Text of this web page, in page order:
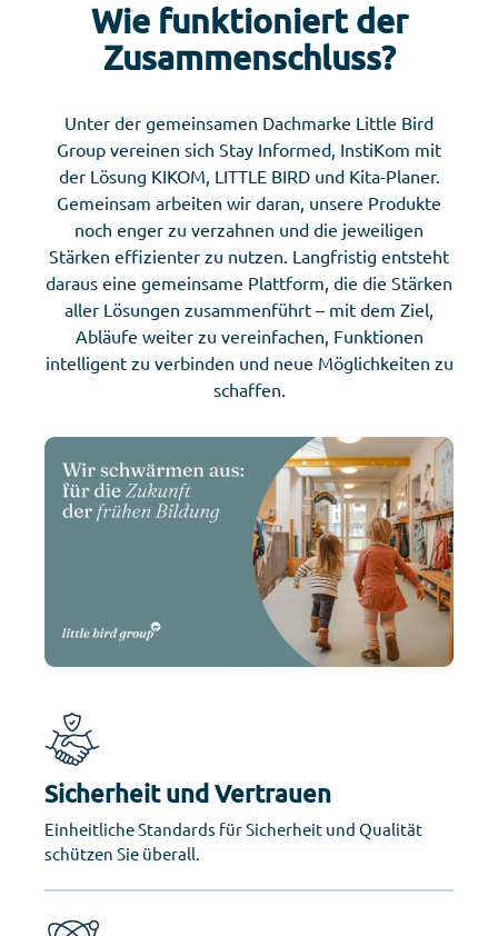
Wie funktioniert der
Zusammenschluss?
Unter der gemeinsamen Dachmarke Little Bird
Group vereinen sich Stay Informed, InstiKom mit
der Lösung KIKOM, LITTLE BIRD und Kita-Planer.
Gemeinsam arbeiten wir daran, unsere Produkte
noch enger zu verzahnen und die jeweiligen
Stärken effizienter zu nutzen. Langfristig entsteht
daraus eine gemeinsame Plattform, die die Stärken
aller Lösungen zusammenführt – mit dem Ziel,
Abläufe weiter zu vereinfachen, Funktionen
intelligent zu verbinden und neue Möglichkeiten zu
schaffen.
Sicherheit und Vertrauen
Einheitliche Standards für Sicherheit und Qualität
schützen Sie überall.